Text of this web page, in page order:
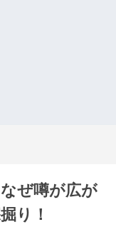
ぜ噂が広が
り！